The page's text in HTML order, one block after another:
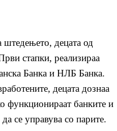
децата од
стапки, реализираа
Банка и НЛБ Банка.
децата дознаа
функционираат банките и
се управува со парите.